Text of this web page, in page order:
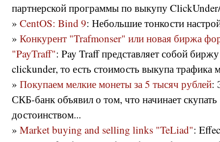
партнерской программы по выкупу
» CentOS: Bind 9: Небольшие тонкости
» Конкурент "Trafmonser" или новая биржа
"PayTraff": Pay Traff представляет собой
clickunder, то есть стоимость выкупа трафика
» Покупаем мелкие монеты за 5 тысяч рублей:
СКБ-банк объявил о том, что начинает
достоинством...
» Market buying and selling links "TeLiad":